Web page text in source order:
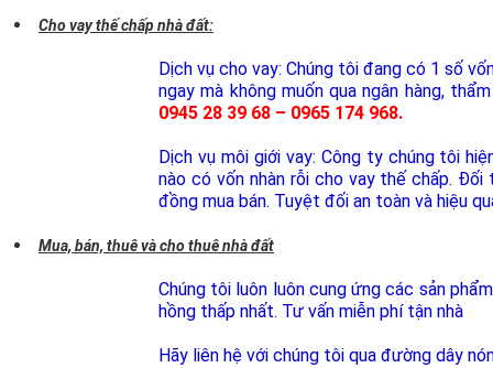
Cho vay thế chấp nhà đất:
Dịch vụ cho vay: Chúng tôi đang có 1 số
ngay mà không muốn qua ngân hàng,
0945 28 39 68 – 0965 174 968.
Dịch vụ môi giới vay: Công ty chúng tôi
nào có vốn nhàn rỗi cho vay thế chấp.
đồng mua bán. Tuyệt đối an toàn và hiệu
Mua, bán, thuê và cho thuê nhà đất
Chúng tôi luôn luôn cung ứng các sản
hồng thấp nhất. Tư vấn miễn phí tận nhà
Hãy liên hệ với chúng tôi qua đường dây